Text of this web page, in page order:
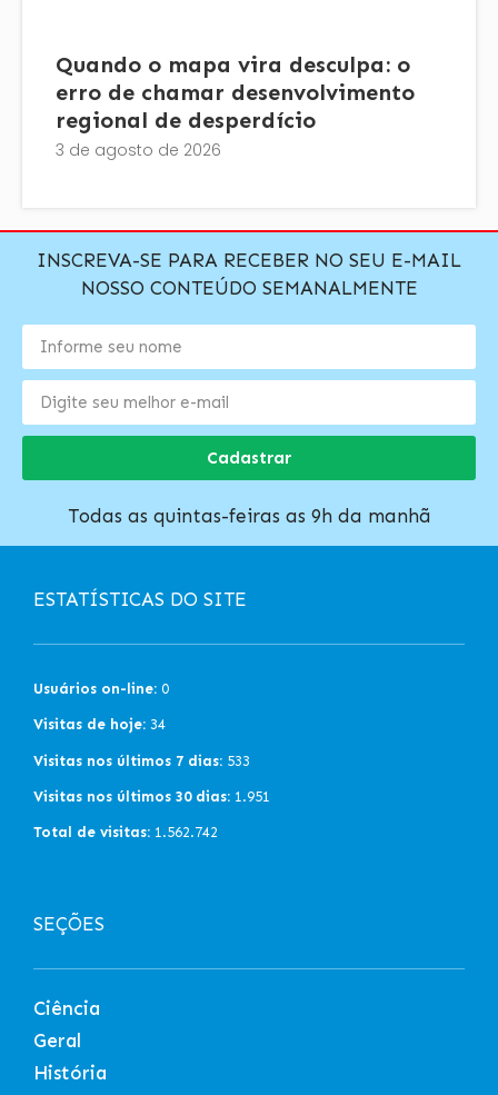
Quando o mapa vira desculpa: o
erro de chamar desenvolvimento
regional de desperdício
3 de agosto de 2026
INSCREVA-SE PARA RECEBER NO SEU E-MAIL
NOSSO CONTEÚDO SEMANALMENTE
Cadastrar
Todas as quintas-feiras as 9h da manhã
ESTATÍSTICAS DO SITE
Usuários on-line: 0
Visitas de hoje: 34
Visitas nos últimos 7 dias: 533
Visitas nos últimos 30 dias: 1.951
Total de visitas: 1.562.742
SEÇÕES
Ciência
Geral
História